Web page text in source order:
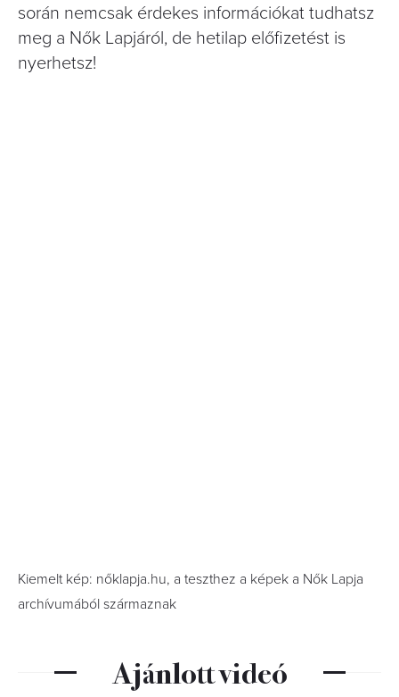
során nemcsak érdekes információkat tudhatsz
meg a Nők Lapjáról, de hetilap előfizetést is
nyerhetsz!
Kiemelt kép: nőklapja.hu, a teszthez a képek a Nők Lapja
archívumából származnak
Ajánlott videó